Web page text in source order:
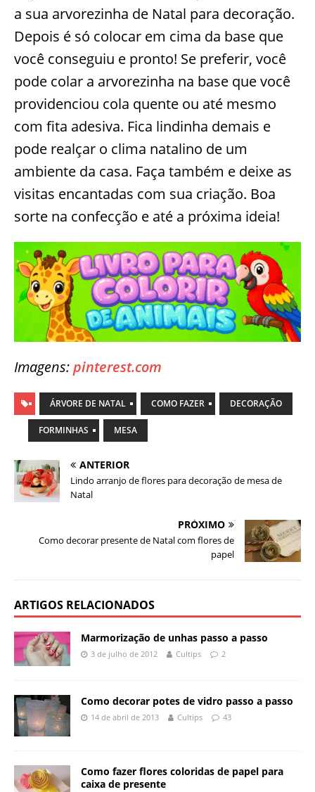
a sua arvorezinha de Natal para decoração.
Depois é só colocar em cima da base que
você conseguiu e pronto! Se preferir, você
pode colar a arvorezinha na base que você
providenciou cola quente ou até mesmo
com fita adesiva. Fica lindinha demais e
pode realçar o clima natalino de um
ambiente da casa. Faça também e deixe as
visitas encantadas com sua criação. Boa
sorte na confecção e até a próxima ideia!
Imagens:pinterest.com
ÁRVORE DE NATAL COMO FAZER DECORAÇÃO
FORMINHAS MESA
ANTERIOR
Lindo arranjo de flores para decoração de mesa de
Natal
PRÓXIMO
Como decorar presente de Natal com flores de
papel
ARTIGOS RELACIONADOS
Marmorização de unhas passo a passo
3 de julho de 2012 Cultips 2
Como decorar potes de vidro passo a passo
14 de abril de 2013 Cultips 43
Como fazer flores coloridas de papel para
caixa de presente